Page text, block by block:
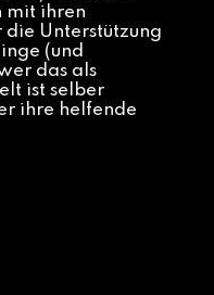
mit ihren
die Unterstützung
(und
das als
ist selber
ihre helfende